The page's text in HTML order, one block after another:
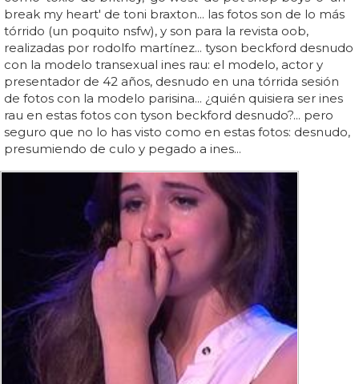
break my heart' de toni braxton... las fotos son de lo más
tórrido (un poquito nsfw), y son para la revista oob,
realizadas por rodolfo martínez... tyson beckford desnudo
con la modelo transexual ines rau: el modelo, actor y
presentador de 42 años, desnudo en una tórrida sesión
de fotos con la modelo parisina... ¿quién quisiera ser ines
rau en estas fotos con tyson beckford desnudo?... pero
seguro que no lo has visto como en estas fotos: desnudo,
presumiendo de culo y pegado a ines...